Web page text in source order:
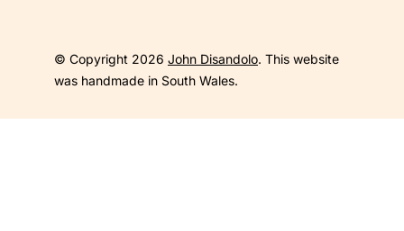
© Copyright 2026 John Disandolo. This website
was handmade in South Wales.